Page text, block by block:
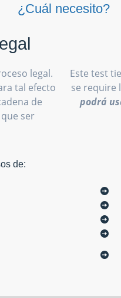
¿Cuál necesito?
legal.
tal efecto
de
ser
de:
Este test
se require
podrá